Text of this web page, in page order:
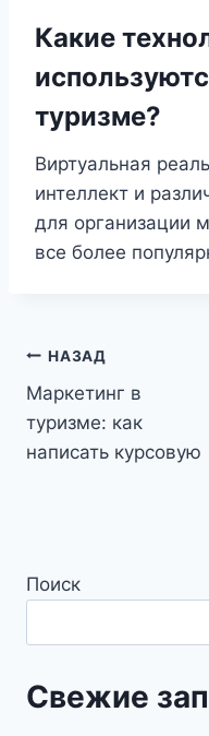
Какие
туризме?
Виртуальная
интеллект и
для организации
все более
Навигация
по
записям
НАЗАД
Маркетинг в
туризме: как
написать курсовую
Поиск
Свежие